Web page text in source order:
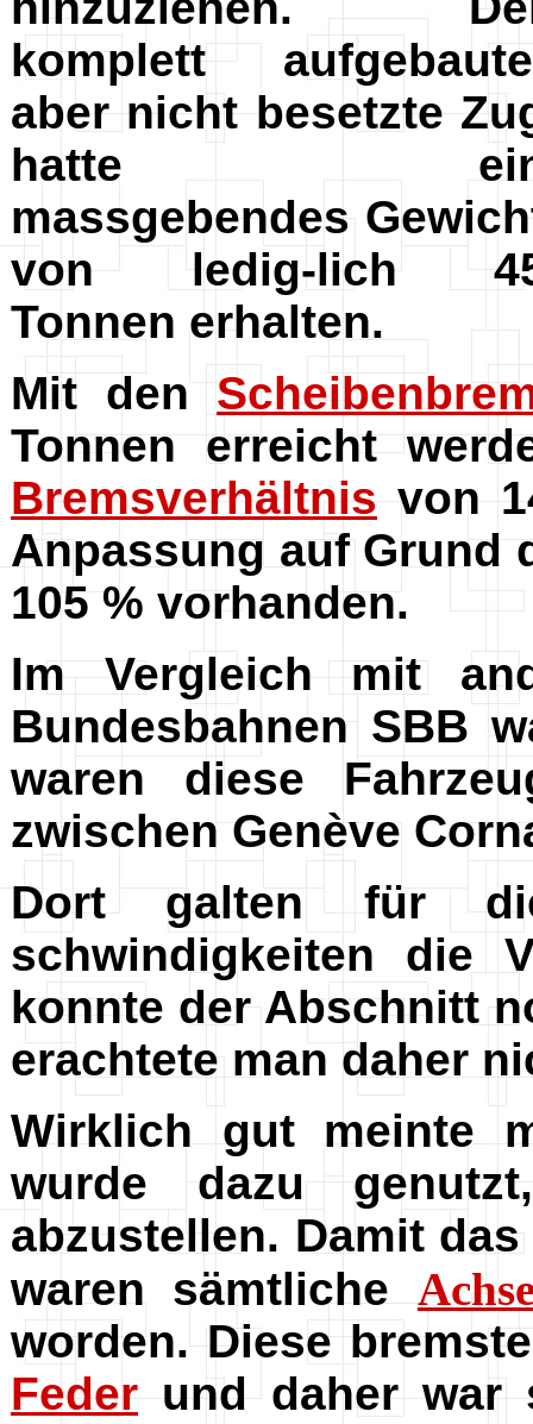
komplett
aber nicht besetzte
hatte
massgebendes
von ledig-lich
Tonnen erhalten.
Mit den
Tonnen erreicht
Bremsverhältnis von
Anpassung auf Grund
105 % vorhanden.
Im Vergleich mit
Bundesbahnen SBB
waren diese
zwischen Genève
Dort galten für
schwindigkeiten die
konnte der Abschnitt
erachtete man daher
Wirklich gut meinte
wurde dazu
abzustellen. Damit
waren sämtliche
worden. Diese
Feder und daher